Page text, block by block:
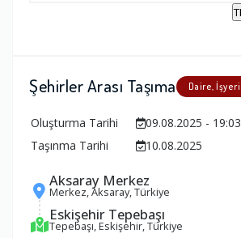
Şehirler Arası Taşıma Daire, İşyeri
Oluşturma Tarihi
09.08.2025 -
Taşınma Tarihi
10.08.2025
Aksaray Merkez
Merkez, Aksaray, Türkiye
Eskişehir Tepebaşı
Tepebaşı, Eskişehir, Türkiye